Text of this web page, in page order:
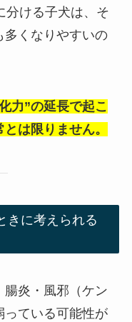
分ける子犬は、そ
多くなりやすいの
力”の延長で起こ
は限りません。
きに考えられる
炎・風邪（ケン
っている可能性が